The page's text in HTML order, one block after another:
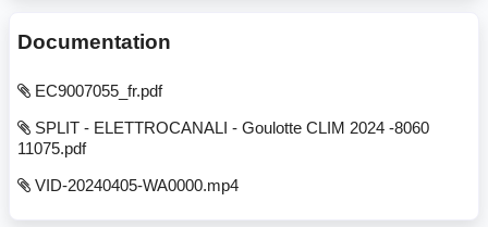
Documentation
EC9007055_fr.pdf
SPLIT - ELETTROCANALI - Goulotte CLIM 2024 -8060
11075.pdf
VID-20240405-WA0000.mp4